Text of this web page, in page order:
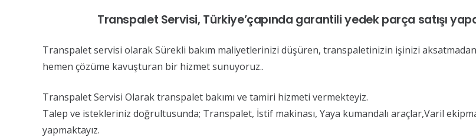
Transpalet Servisi, Türkiye’çapında garantili yedek parça satışı
Transpalet servisi olarak Sürekli bakım maliyetlerinizi düşüren, transpaletinizin işinizi
hemen çözüme kavuşturan bir hizmet sunuyoruz..
Transpalet Servisi Olarak transpalet bakımı ve tamiri hizmeti vermekteyiz.
Talep ve istekleriniz doğrultusunda; Transpalet, İstif makinası, Yaya kumandalı araçlar,Varil
yapmaktayız.